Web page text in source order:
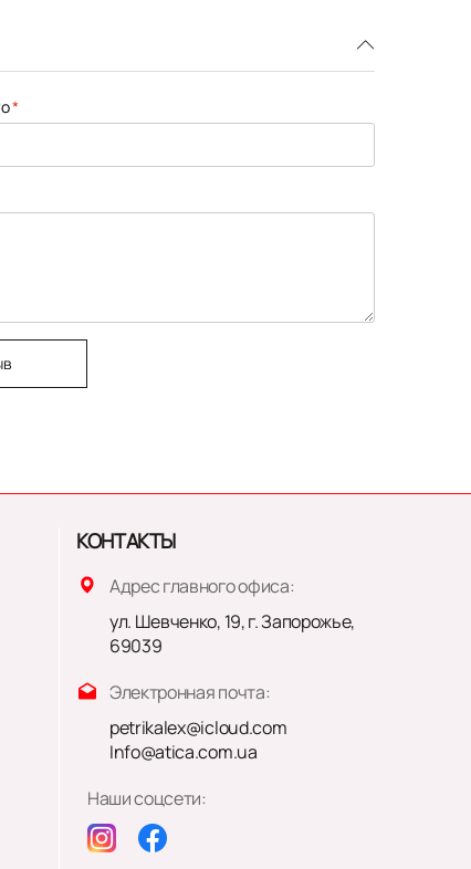
КОНТАКТЫ
Адрес главного офиса:
ул. Шевченко, 19, г. Запорожье,
69039
Электронная почта:
petrikalex@icloud.com
Info@atica.com.ua
Наши соцсети: